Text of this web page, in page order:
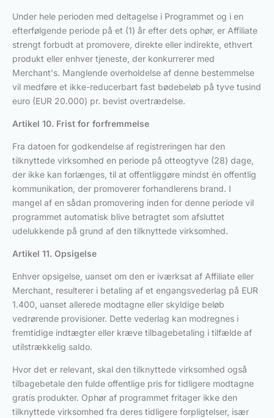
Under hele perioden med deltagelse i Programmet og i en
efterfølgende periode på et (1) år efter dets ophør, er Affiliate
strengt forbudt at promovere, direkte eller indirekte, ethvert
produkt eller enhver tjeneste, der konkurrerer med
Merchant's. Manglende overholdelse af denne bestemmelse
vil medføre et ikke-reducerbart fast bødebeløb på tyve tusind
euro (EUR 20.000) pr. bevist overtrædelse.
Artikel 10. Frist for forfremmelse
Fra datoen for godkendelse af registreringen har den
tilknyttede virksomhed en periode på otteogtyve (28) dage,
der ikke kan forlænges, til at offentliggøre mindst én offentlig
kommunikation, der promoverer forhandlerens brand. I
mangel af en sådan promovering inden for denne periode vil
programmet automatisk blive betragtet som afsluttet
udelukkende på grund af den tilknyttede virksomhed.
Artikel 11. Opsigelse
Enhver opsigelse, uanset om den er iværksat af Affiliate eller
Merchant, resulterer i betaling af et engangsvederlag på EUR
1.400, uanset allerede modtagne eller skyldige beløb
vedrørende provisioner. Dette vederlag kan modregnes i
fremtidige indtægter eller kræve tilbagebetaling i tilfælde af
utilstrækkelig saldo.
Hvor det er relevant, skal den tilknyttede virksomhed også
tilbagebetale den fulde offentlige pris for tidligere modtagne
gratis produkter. Ophør af programmet fritager ikke den
tilknyttede virksomhed fra deres tidligere forpligtelser, især